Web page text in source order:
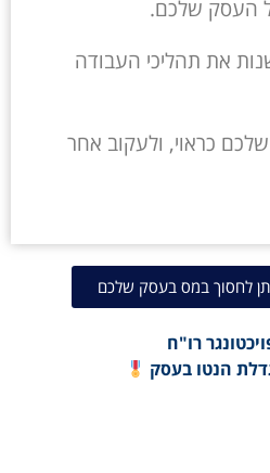
העסק שלכם.
את תהליכי העבודה
כראוי, ולעקוב אחר
לחסוך במס בעסק שלכם
רו"ח
הנטו בעסק